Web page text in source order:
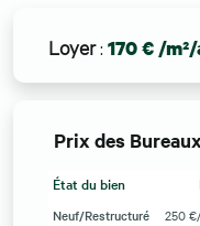
Loyer: 170 € /
Prix des
État du bien
Neuf/Restructuré 250